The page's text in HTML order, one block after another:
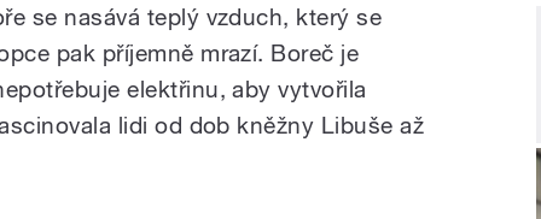
se nasává teplý vzduch, který se
pak příjemně mrazí. Boreč je
elektřinu, aby vytvořila
lidi od dob kněžny Libuše až